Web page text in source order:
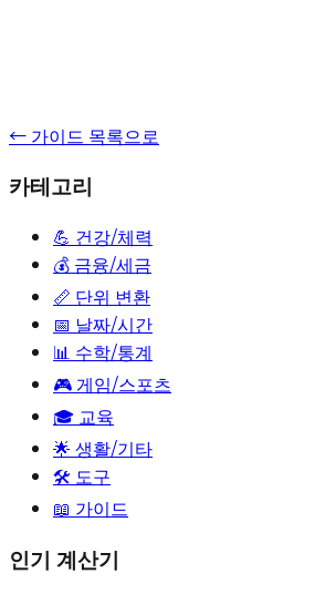
← 가이드 목록으로
카테고리
💪 건강/체력
💰 금융/세금
📏 단위 변환
📅 날짜/시간
📊 수학/통계
🎮게임/스포츠
🎓 교육
🌟 생활/기타
🛠️ 도구
📖 가이드
인기 계산기